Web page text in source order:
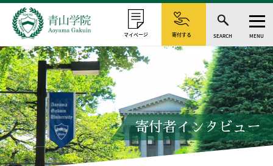
マイページ 寄付する SEARCH MENU
寄付者インタビュー